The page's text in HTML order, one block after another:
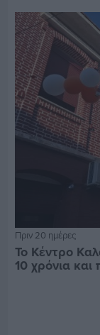
Πριν 20 ημέρες
Το Κέντρο
10 χρόνια